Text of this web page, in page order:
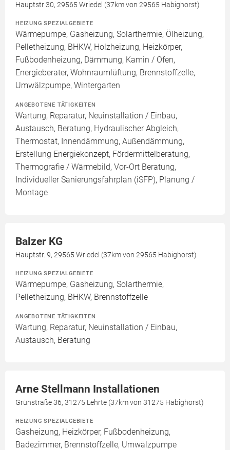
Hauptstr 30, 29565 Wriedel (37km von 29565 Habighorst)
HEIZUNG SPEZIALGEBIETE
Wärmepumpe, Gasheizung, Solarthermie, Ölheizung,
Pelletheizung, BHKW, Holzheizung, Heizkörper,
Fußbodenheizung, Dämmung, Kamin / Ofen,
Energieberater, Wohnraumlüftung, Brennstoffzelle,
Umwälzpumpe, Wintergarten
ANGEBOTENE TÄTIGKEITEN
Wartung, Reparatur, Neuinstallation / Einbau,
Austausch, Beratung, Hydraulischer Abgleich,
Thermostat, Innendämmung, Außendämmung,
Erstellung Energiekonzept, Fördermittelberatung,
Thermografie / Wärmebild, Vor-Ort Beratung,
Individueller Sanierungsfahrplan (iSFP), Planung /
Montage
Balzer KG
Hauptstr. 9, 29565 Wriedel (37km von 29565 Habighorst)
HEIZUNG SPEZIALGEBIETE
Wärmepumpe, Gasheizung, Solarthermie,
Pelletheizung, BHKW, Brennstoffzelle
ANGEBOTENE TÄTIGKEITEN
Wartung, Reparatur, Neuinstallation / Einbau,
Austausch, Beratung
Arne Stellmann Installationen
Grünstraße 36, 31275 Lehrte (37km von 31275 Habighorst)
HEIZUNG SPEZIALGEBIETE
Gasheizung, Heizkörper, Fußbodenheizung,
Badezimmer, Brennstoffzelle, Umwälzpumpe